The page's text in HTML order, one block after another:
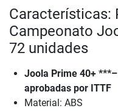
Características:
Campeonato
72 unidades
Joola Prime 40+
aprobadas por ITTF
Material: ABS